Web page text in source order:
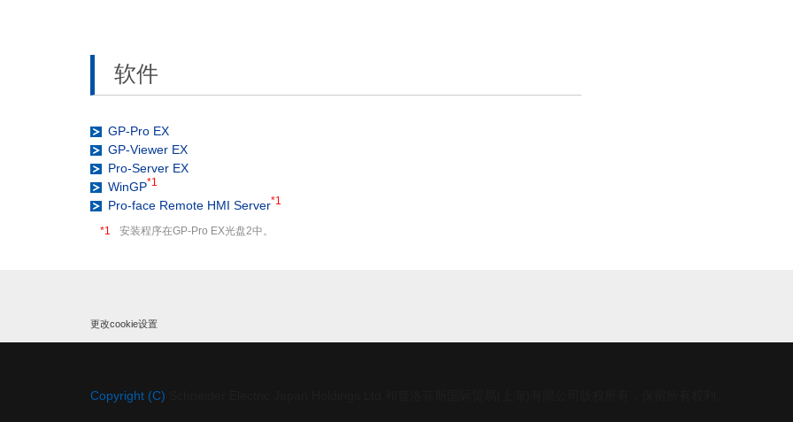
软件
GP-Pro EX
GP-Viewer EX
Pro-Server EX
WinGP*1
Pro-face Remote HMI Server*1
*1 安装程序在GP-Pro EX光盘2中。
更改cookie设置
Copyright (C)